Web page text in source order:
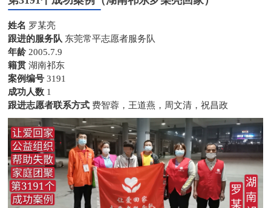
姓名 罗某亮
跟进的服务队 东莞常平志愿者服务队
年龄 2005.7.9
籍贯 湖南祁东
案例编号 3191
成功人数 1
跟进志愿者联系方式 费智蓉，王道燕，周文清，祝昌政